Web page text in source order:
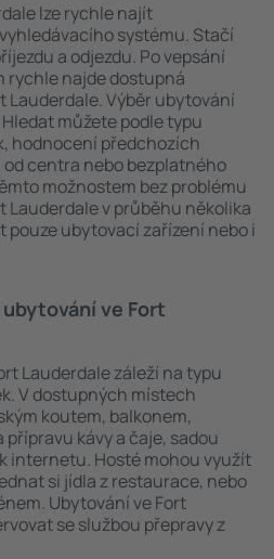
lze rychle najít
systému. Stačí
a odjezdu. Po vepsání
najde dostupná
Lauderdale. Výběr ubytování
můžete podle typu
hodnocení předchozích
centra nebo bezplatného
možnostem bez problému
Lauderdale v průběhu několika
pouze ubytovací zařízení nebo i
ve Fort
Lauderdale záleží na typu
V dostupných místech
koutem, balkonem,
kávy a čaje, sadou
internetu. Hosté mohou využít
si jídla z restaurace, nebo
Ubytování ve Fort
se službou přepravy z